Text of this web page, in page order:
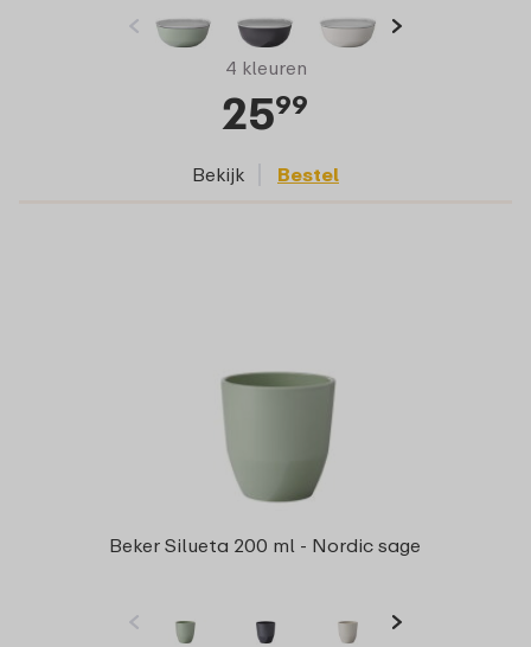
4 kleuren
2599
Bekijk Bestel
Beker Silueta 200 ml - Nordic sage